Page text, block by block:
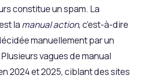
constitue un spam. La
la manual action, c’est-à-dire
manuellement par un
vagues de manual
2024 et 2025, ciblant des sites